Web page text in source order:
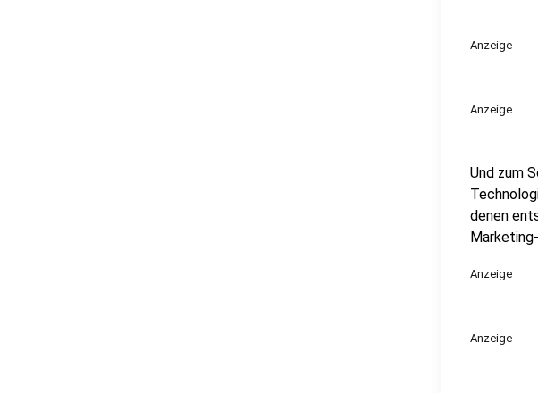
Anzeige
Anzeige
Und zum
denen
Anzeige
Anzeige